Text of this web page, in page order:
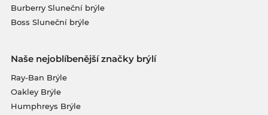
Burberry Sluneční brýle
Boss Sluneční brýle
Naše nejoblíbenější značky brýlí
Ray-Ban Brýle
Oakley Brýle
Humphreys Brýle